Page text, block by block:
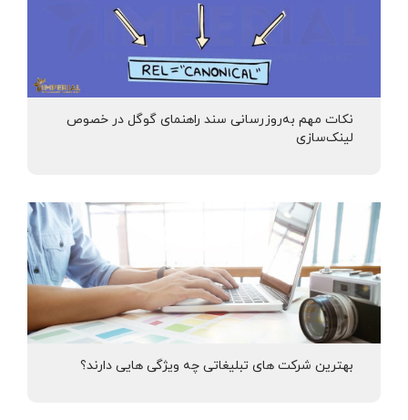
نکات مهم به‌روزرسانی سند راهنمای گوگل در خصوص
لینک‌سازی
بهترین شرکت های تبلیغاتی چه ویژگی هایی دارند؟